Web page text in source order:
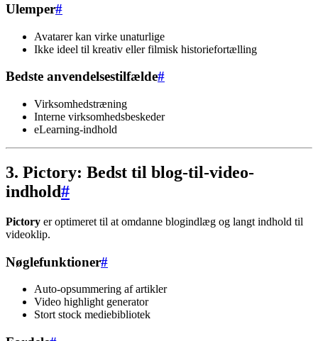
Ulemper#
Avatarer kan virke unaturlige
Ikke ideel til kreativ eller filmisk historiefortælling
Bedste anvendelsestilfælde#
Virksomhedstræning
Interne virksomhedsbeskeder
eLearning-indhold
3. Pictory: Bedst til blog-til-video-
indhold#
Pictory er optimeret til at omdanne blogindlæg og langt indhold til
videoklip.
Nøglefunktioner#
Auto-opsummering af artikler
Video highlight generator
Stort stock mediebibliotek